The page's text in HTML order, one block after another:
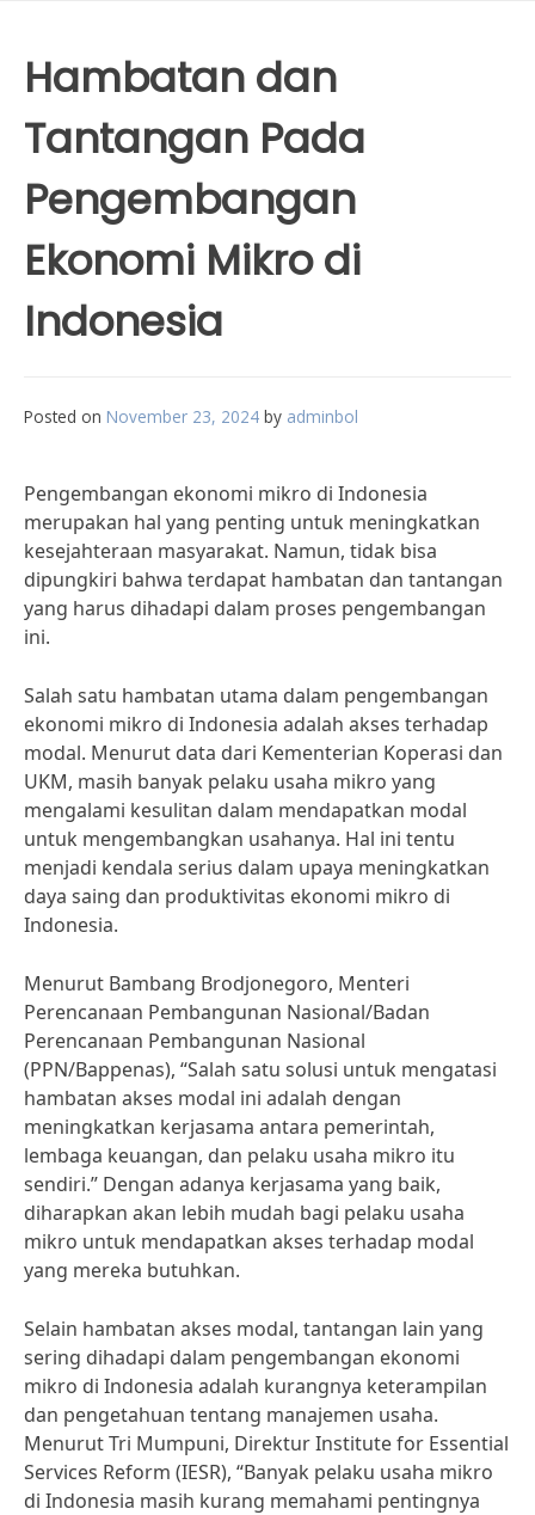
Hambatan dan
Tantangan Pada
Pengembangan
Ekonomi Mikro di
Indonesia
Posted on November 23, 2024 by adminbol
Pengembangan ekonomi mikro di Indonesia
merupakan hal yang penting untuk meningkatkan
kesejahteraan masyarakat. Namun, tidak bisa
dipungkiri bahwa terdapat hambatan dan tantangan
yang harus dihadapi dalam proses pengembangan
ini.
Salah satu hambatan utama dalam pengembangan
ekonomi mikro di Indonesia adalah akses terhadap
modal. Menurut data dari Kementerian Koperasi dan
UKM, masih banyak pelaku usaha mikro yang
mengalami kesulitan dalam mendapatkan modal
untuk mengembangkan usahanya. Hal ini tentu
menjadi kendala serius dalam upaya meningkatkan
daya saing dan produktivitas ekonomi mikro di
Indonesia.
Menurut Bambang Brodjonegoro, Menteri
Perencanaan Pembangunan Nasional/Badan
Perencanaan Pembangunan Nasional
(PPN/Bappenas), “Salah satu solusi untuk mengatasi
hambatan akses modal ini adalah dengan
meningkatkan kerjasama antara pemerintah,
lembaga keuangan, dan pelaku usaha mikro itu
sendiri.” Dengan adanya kerjasama yang baik,
diharapkan akan lebih mudah bagi pelaku usaha
mikro untuk mendapatkan akses terhadap modal
yang mereka butuhkan.
Selain hambatan akses modal, tantangan lain yang
sering dihadapi dalam pengembangan ekonomi
mikro di Indonesia adalah kurangnya keterampilan
dan pengetahuan tentang manajemen usaha.
Menurut Tri Mumpuni, Direktur Institute for Essential
Services Reform (IESR), “Banyak pelaku usaha mikro
di Indonesia masih kurang memahami pentingnya